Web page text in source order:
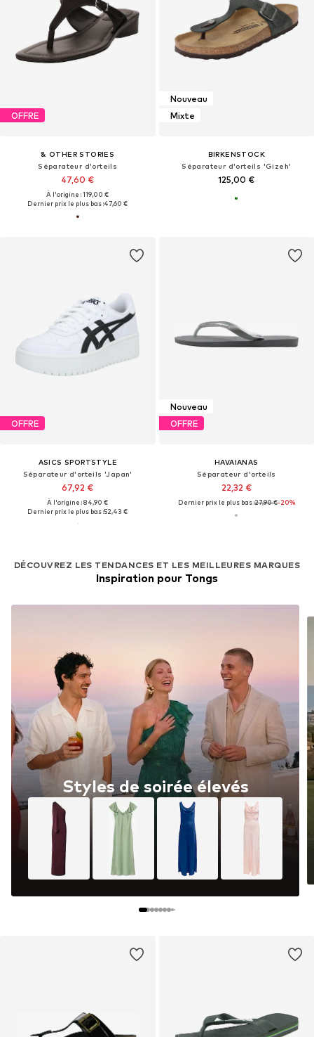
OFFRE
& OTHER STORIES
Séparateur d'orteils
47,60 €
À l'origine : 119,00 €
Dernier prix le plus bas :47,60 €
Nouveau
Mixte
BIRKENSTOCK
Séparateur d'orteils 'Gizeh'
125,00 €
OFFRE
ASICS SPORTSTYLE
Séparateur d'orteils 'Japan'
67,92 €
À l'origine : 84,90 €
Dernier prix le plus bas :52,43 €
Nouveau
OFFRE
HAVAIANAS
Séparateur d'orteils
22,32 €
Dernier prix le plus bas :27,90 €-20%
DÉCOUVREZ LES TENDANCES ET LES MEILLEURES MARQUES
Inspiration pour Tongs
Styles de soirée élevés